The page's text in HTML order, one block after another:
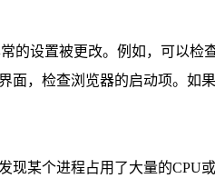
的设置被更改。例如，可以检
面，检查浏览器的启动项。如
某个进程占用了大量的CPU